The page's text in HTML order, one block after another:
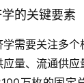
的关键要素
需要关注多
量、流通供